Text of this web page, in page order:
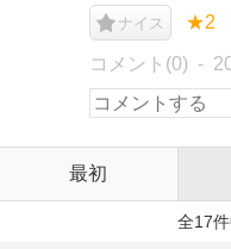
ナイス ★2
コメント(0)
最初
全17